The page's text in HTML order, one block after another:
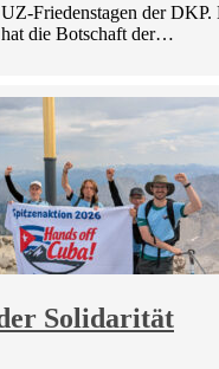
Friedenstagen der
die Botschaft der…
Solidarität